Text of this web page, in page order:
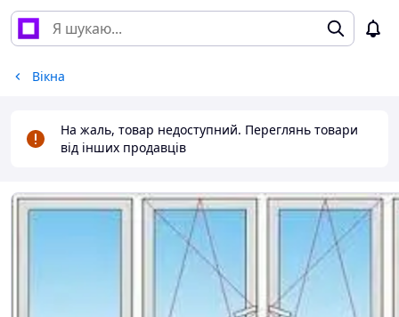
Вікна
На жаль, товар недоступний. Переглянь товари
від інших продавців